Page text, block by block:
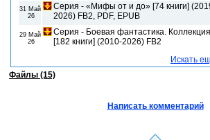
31 Май
26
Серия - «Мифы от и до» [74 книги]
2026) FB2, PDF, EPUB
29 Май
26
Серия - Боевая фантастика. Коллекция
[182 книги] (2010-2026) FB2
Искать
Файлы (15)
Написать комментарий